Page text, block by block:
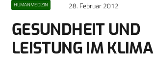
HUMANMEDIZIN 28. Februar 2012
GESUNDHEIT UND
LEISTUNG IM KLIMA